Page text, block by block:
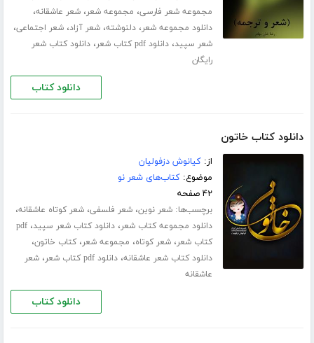
مجموعه شعر فارسی، مجموعه شعر،شعر عاشقانه،
دانلود مجموعه شعر،دلنوشته،شعر آزاد،شعر اجتماعی،
شعر سپید،دانلود pdf کتاب شعر ،دانلود کتاب شعر
رایگان
دانلود کتاب
دانلود کتاب خاتون
از:کیانوش دزفولیان
موضوع:کتاب‌های شعر نو
۴۲ صفحه
برچسب‌ها:شعر نوین،شعر فلسفی،شعر کوتاه عاشقانه،
دانلود مجموعه کتاب شعر،دانلود کتاب شعر سپید،pdf
کتاب شعر،شعر کوتاه، مجموعه شعر،کتاب خاتون،
دانلود کتاب شعر عاشقانه،دانلود pdf کتاب شعر ،شعر
عاشقانه
دانلود کتاب